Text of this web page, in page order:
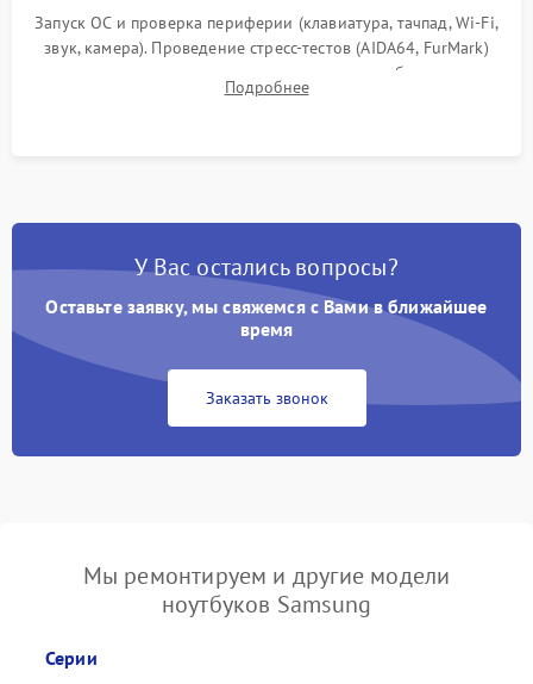
Запуск ОС и проверка периферии (клавиатура, тачпад, Wi-Fi,
звук, камера). Проведение стресс-тестов (AIDA64, FurMark)
для контроля температурного режима и стабильности
системы под пиковой нагрузкой.
Подробнее
У Вас остались вопросы?
Оставьте заявку, мы свяжемся с Вами в ближайшее
время
Заказать звонок
Мы ремонтируем и другие модели
ноутбуков Samsung
Серии